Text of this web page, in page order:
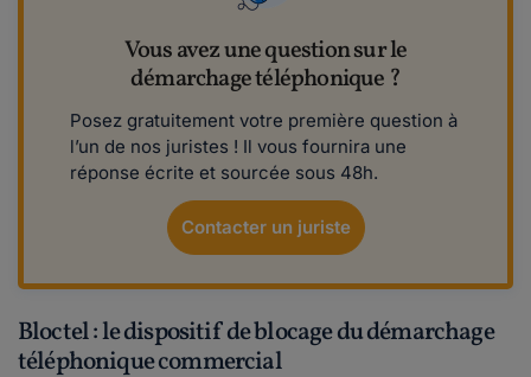
Vous avez une question sur le
démarchage téléphonique ?
Posez gratuitement votre première question à
l’un de nos juristes ! Il vous fournira une
réponse écrite et sourcée sous 48h.
Contacter un juriste
Bloctel : le dispositif de blocage du démarchage
téléphonique commercial